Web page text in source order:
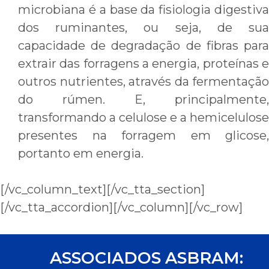
microbiana é a base da fisiologia digestiva
dos ruminantes, ou seja, de sua
capacidade de degradação de fibras para
extrair das forragens a energia, proteínas e
outros nutrientes, através da fermentação
do rúmen. E, principalmente,
transformando a celulose e a hemicelulose
presentes na forragem em glicose,
portanto em energia.
[/vc_column_text][/vc_tta_section]
[/vc_tta_accordion][/vc_column][/vc_row]
ASSOCIADOS ASBRAM: